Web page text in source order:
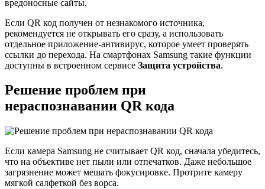
вредоносные сайты.
Если QR код получен от незнакомого источника,
рекомендуется не открывать его сразу, а использовать
отдельное приложение-антивирус, которое умеет проверять
ссылки до перехода. На смартфонах Samsung такие функции
доступны в встроенном сервисе Защита устройства.
Решение проблем при
нераспознавании QR кода
Если камера Samsung не считывает QR код, сначала убедитесь,
что на объективе нет пыли или отпечатков. Даже небольшое
загрязнение может мешать фокусировке. Протрите камеру
мягкой салфеткой без ворса.